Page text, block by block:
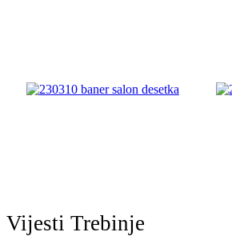
Vijesti Trebinje